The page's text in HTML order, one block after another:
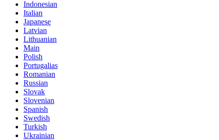
Indonesian
Italian
Japanese
Latvian
Lithuanian
Main
Polish
Portugalias
Romanian
Russian
Slovak
Slovenian
Spanish
Swedish
Turkish
Ukrainian